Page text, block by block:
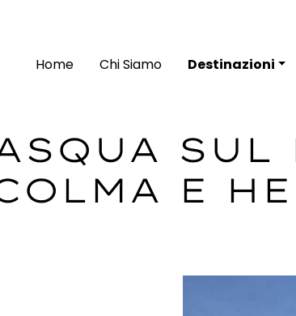
Home Chi Siamo Destinazioni
SUL
E